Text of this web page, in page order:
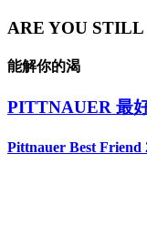
ARE YOU
能解你的渴
PITTNAUER 最
Pittnauer Best Friend